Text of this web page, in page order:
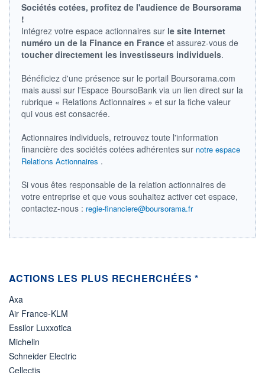
+ HAUT + BAS
VOLUME
2 857
CAPITAL ÉCHANGÉ
0,00%
LIMITE À LA
BAISSE
0,000
LIMITE À LA
HAUSSE
0,000
RENDEMENT
- -
ÉCHANGE
ÉLIGIBILITÉ
Non éligible
Boursobank
Sociétés cotées, profitez de l'audience de Boursorama
!
Intégrez votre espace actionnaires sur le site Internet
numéro un de la Finance en France et assurez-vous de
toucher directement les investisseurs individuels.
Bénéficiez d'une présence sur le portail Boursorama.com
mais aussi sur l'Espace BoursoBank via un lien direct sur la
rubrique « Relations Actionnaires » et sur la fiche valeur
qui vous est consacrée.
Actionnaires individuels, retrouvez toute l'information
financière des sociétés cotées adhérentes sur notre espace
Relations Actionnaires .
Si vous êtes responsable de la relation actionnaires de
votre entreprise et que vous souhaitez activer cet espace,
contactez-nous : regie-financiere@boursorama.fr
ACTIONS LES PLUS RECHERCHÉES *
Axa
Air France-KLM
Essilor Luxxotica
Michelin
Schneider Electric
Cellectis